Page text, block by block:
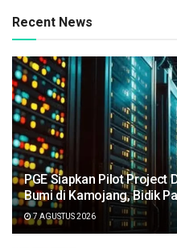
Recent News
PGE Siapkan Pilot Project
Bumi di Kamojang, Bidik
7 AGUSTUS 2026